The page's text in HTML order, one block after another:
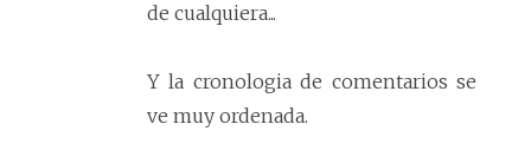
de cualquiera...
Y la cronologia de comentarios se
ve muy ordenada.